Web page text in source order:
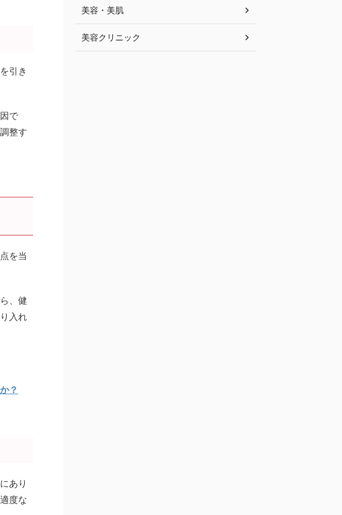
引き
で
整す
を当
、健
入れ
？
あり
度な
美容・美肌
美容クリニック